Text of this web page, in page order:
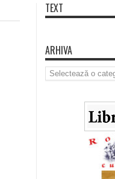
TEXT
ARHIVA
Arhiva